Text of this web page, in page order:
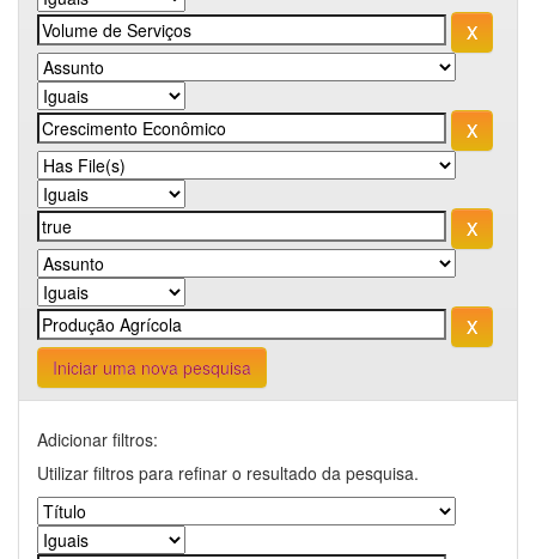
Iniciar uma nova pesquisa
Adicionar filtros:
Utilizar filtros para refinar o resultado da pesquisa.